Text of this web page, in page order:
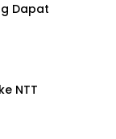
Dapat
NTT